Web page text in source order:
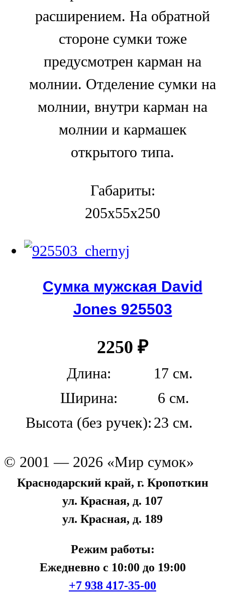
расширением. На обратной
стороне сумки тоже
предусмотрен карман на
молнии. Отделение сумки на
молнии, внутри карман на
молнии и кармашек
открытого типа.
Габариты:
205x55x250
Сумка мужская David
Jones 925503
2250 ₽
Длина:
17 см.
Ширина:
6 см.
Высота (без ручек): 23 см.
© 2001 — 2026 «Мир сумок»
Краснодарский край, г. Кропоткин
ул. Красная, д. 107
ул. Красная, д. 189
Режим работы:
Ежедневно с 10:00 до 19:00
+7 938 417-35-00